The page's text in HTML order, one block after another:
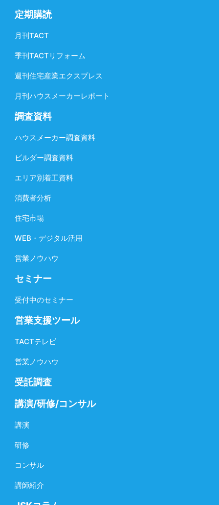
定期購読
月刊TACT
季刊TACTリフォーム
週刊住宅産業エクスプレス
月刊ハウスメーカーレポート
調査資料
ハウスメーカー調査資料
ビルダー調査資料
エリア別着工資料
消費者分析
住宅市場
WEB・デジタル活用
営業ノウハウ
セミナー
受付中のセミナー
営業支援ツール
TACTテレビ
営業ノウハウ
受託調査
講演/研修/コンサル
講演
研修
コンサル
講師紹介